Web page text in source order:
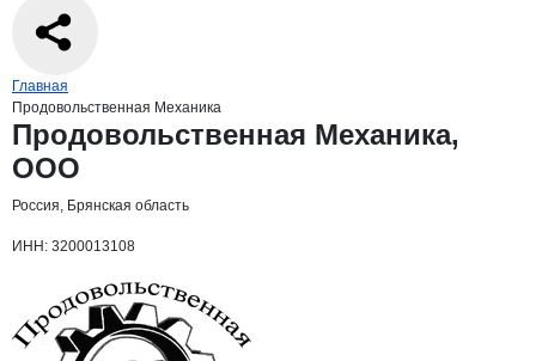
Навигация по сайту
Главная
Продовольственная Механика
Основная информация о компании
Продовольственная Механика,
ООО
Россия, Брянская область
ИНН: 3200013108